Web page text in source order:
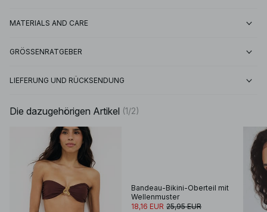
MATERIALS AND CARE
GRÖSSENRATGEBER
LIEFERUNG UND RÜCKSENDUNG
Die dazugehörigen Artikel (1/2)
Bandeau-Bikini-Oberteil mit
Wellenmuster
18,16 EUR 25,95 EUR